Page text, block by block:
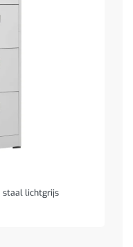
staal lichtgrijs